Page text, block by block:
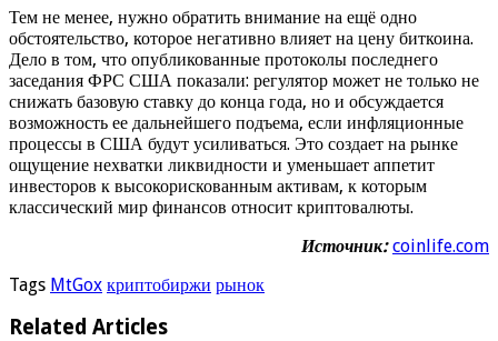
Тем не менее, нужно обратить внимание на ещё одно
обстоятельство, которое негативно влияет на цену биткоина.
Дело в том, что опубликованные протоколы последнего
заседания ФРС США показали: регулятор может не только не
снижать базовую ставку до конца года, но и обсуждается
возможность ее дальнейшего подъема, если инфляционные
процессы в США будут усиливаться. Это создает на рынке
ощущение нехватки ликвидности и уменьшает аппетит
инвесторов к высокорискованным активам, к которым
классический мир финансов относит криптовалюты.
Источник: coinlife.com
Tags MtGox криптобиржи рынок
Related Articles